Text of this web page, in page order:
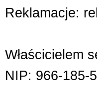
Reklamacje:
Właścicielem
NIP: 966-185-